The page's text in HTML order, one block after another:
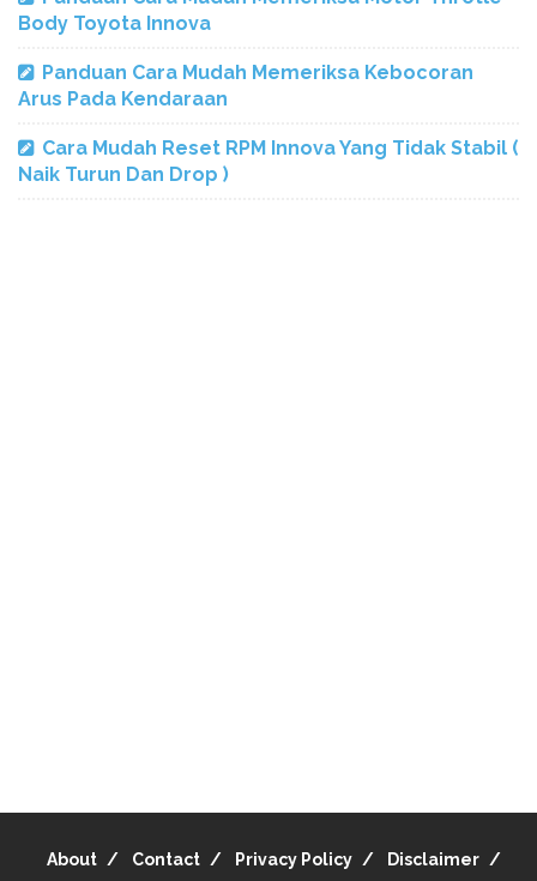
Body Toyota Innova
Panduan Cara Mudah Memeriksa Kebocoran
Arus Pada Kendaraan
Cara Mudah Reset RPM Innova Yang Tidak Stabil (
Naik Turun Dan Drop )
About Contact Privacy Policy Disclaimer